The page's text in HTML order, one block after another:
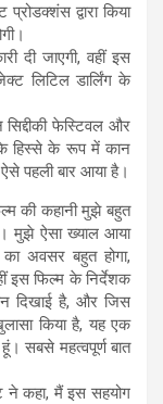
द्वारा किया
दी जाएगी, वहीं इस
लिटिल डार्लिंग के
सिद्दीकी फेस्टिवल और
के हिस्से के रूप में कान
पहली बार आया है।
की कहानी मुझे बहुत
मुझे ऐसा ख्याल आया
अवसर बहुत होगा,
इस फिल्म के निर्देशक
दिखाई है, और जिस
किया है, यह एक
सबसे महत्वपूर्ण बात
ने कहा, मैं इस सहयोग